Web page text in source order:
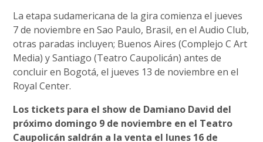
La etapa sudamericana de la gira comienza el jueves
7 de noviembre en Sao Paulo, Brasil, en el Audio Club,
otras paradas incluyen; Buenos Aires (Complejo C Art
Media) y Santiago (Teatro Caupolicán) antes de
concluir en Bogotá, el jueves 13 de noviembre en el
Royal Center.
Los tickets para el show de Damiano David del
próximo domingo 9 de noviembre en el Teatro
Caupolicán saldrán a la venta el lunes 16 de